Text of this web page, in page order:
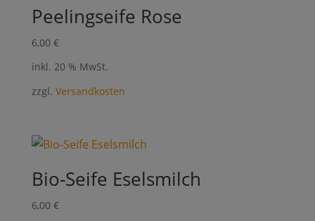
Peelingseife Rose
6,00 €
inkl. 20 % MwSt.
zzgl. Versandkosten
Bio-Seife Eselsmilch
6,00 €